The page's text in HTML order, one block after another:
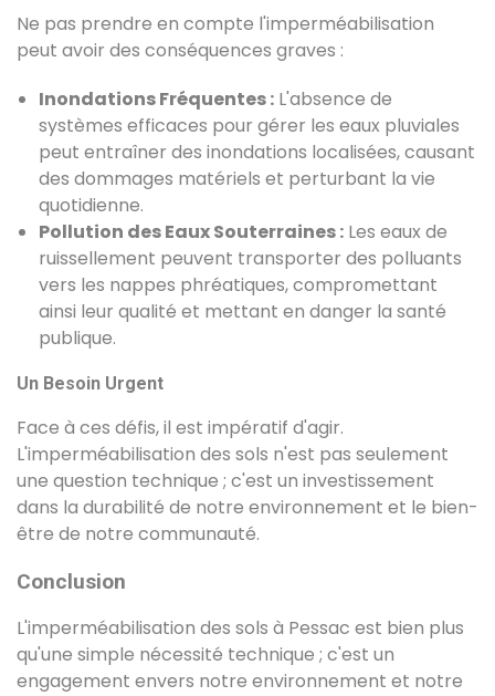
Ne pas prendre en compte l'imperméabilisation
peut avoir des conséquences graves :
Inondations Fréquentes : L'absence de
systèmes efficaces pour gérer les eaux pluviales
peut entraîner des inondations localisées, causant
des dommages matériels et perturbant la vie
quotidienne.
Pollution des Eaux Souterraines : Les eaux de
ruissellement peuvent transporter des polluants
vers les nappes phréatiques, compromettant
ainsi leur qualité et mettant en danger la santé
publique.
Un Besoin Urgent
Face à ces défis, il est impératif d'agir.
L'imperméabilisation des sols n'est pas seulement
une question technique ; c'est un investissement
dans la durabilité de notre environnement et le bien-
être de notre communauté.
Conclusion
L'imperméabilisation des sols à Pessac est bien plus
qu'une simple nécessité technique ; c'est un
engagement envers notre environnement et notre